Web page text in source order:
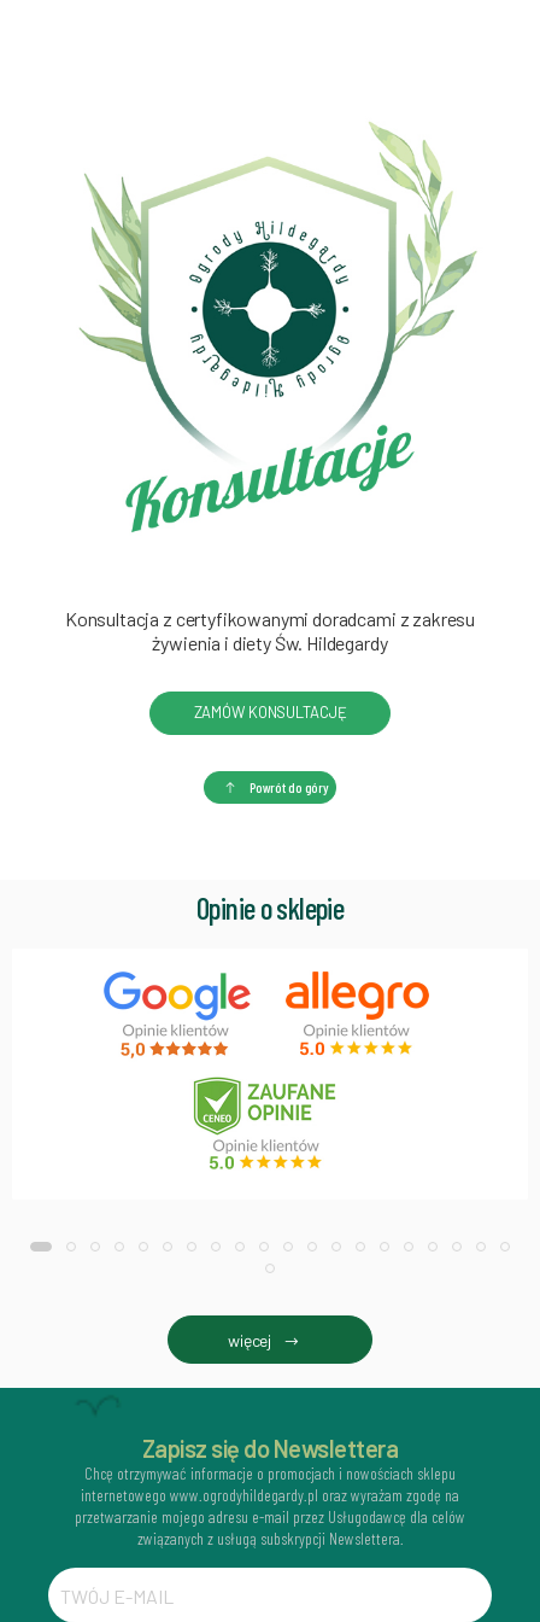
Konsultacja z certyfikowanymi doradcami z zakresu
żywienia i diety Św. Hildegardy
ZAMÓW KONSULTACJĘ
Powrót do góry
Opinie o sklepie
więcej
Zapisz się do Newslettera
Chcę otrzymywać informacje o promocjach i nowościach sklepu
internetowego www.ogrodyhildegardy.pl oraz wyrażam zgodę na
przetwarzanie mojego adresu e-mail przez Usługodawcę dla celów
związanych z usługą subskrypcji Newslettera.